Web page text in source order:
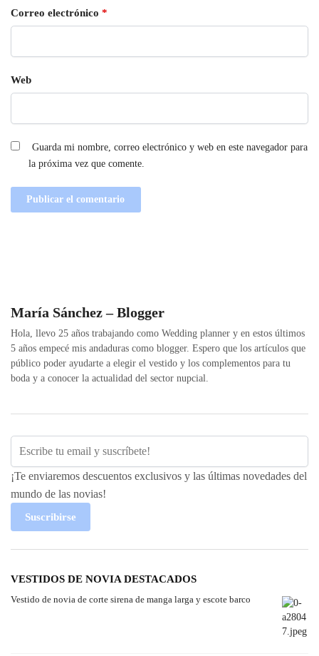
Correo electrónico *
Web
Guarda mi nombre, correo electrónico y web en este navegador para
la próxima vez que comente.
María Sánchez – Blogger
Hola, llevo 25 años trabajando como Wedding planner y en estos últimos
5 años empecé mis andaduras como blogger. Espero que los artículos que
público poder ayudarte a elegir el vestido y los complementos para tu
boda y a conocer la actualidad del sector nupcial.
¡Te enviaremos descuentos exclusivos y las últimas novedades del
mundo de las novias!
Suscribirse
VESTIDOS DE NOVIA DESTACADOS
Vestido de novia de corte sirena de manga larga y escote barco